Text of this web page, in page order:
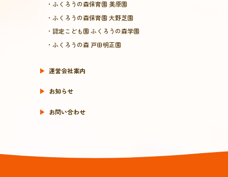
・ふくろうの森保育園 美原園
・ふくろうの森保育園 大野芝園
・認定こども園 ふくろうの森学園
・ふくろうの森 戸田明正園
▶︎ 運営会社案内
▶︎ お知らせ
▶︎ お問い合わせ